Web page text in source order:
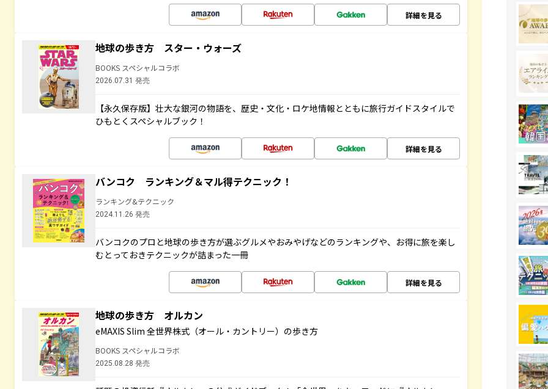
詳細を見る
地球の歩き方 スター・ウォーズ
BOOKS スペシャルコラボ
2026.07.31 発売
【永久保存版】壮大な銀河の物語を、歴史・文化・ロケ地情報とともに旅行ガイドスタイルで
ひもとくスペシャルブック！
詳細を見る
バンコク ランキング＆マル得テクニック！
ランキング&テクニック
2024.11.26 発売
バンコクのプロと地球の歩き方が選ぶグルメやおみやげなどのランキングや、お得に旅を楽し
むとっておきテクニックが詰まった一冊
詳細を見る
地球の歩き方 オルカン
eMAXIS Slim 全世界株式（オール・カントリー）の歩き方
BOOKS スペシャルコラボ
2025.08.28 発売